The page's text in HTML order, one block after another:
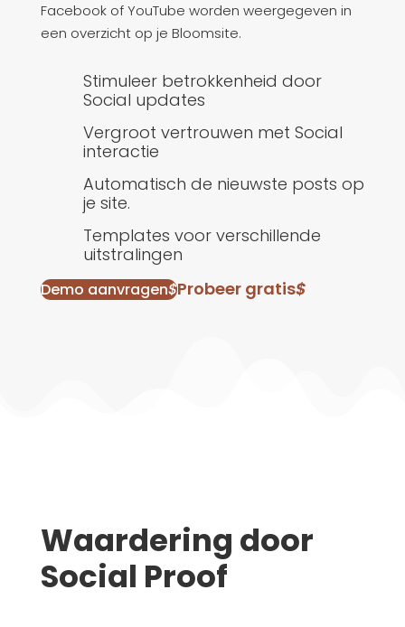
Facebook of YouTube worden weergegeven in
een overzicht op je Bloomsite.
Stimuleer betrokkenheid door
Social updates
Vergroot vertrouwen met Social
interactie
Automatisch de nieuwste posts op
je site.
Templates voor verschillende
uitstralingen
Demo aanvragen$Probeer gratis$
Waardering door
Social Proof